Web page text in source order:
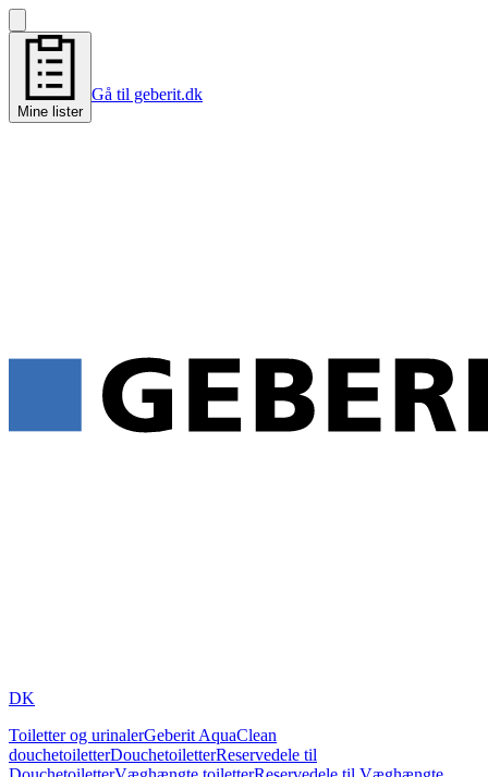
Mine lister
Gå til geberit.dk
DK
Toiletter og urinalerGeberit AquaClean
douchetoiletterDouchetoiletterReservedele til